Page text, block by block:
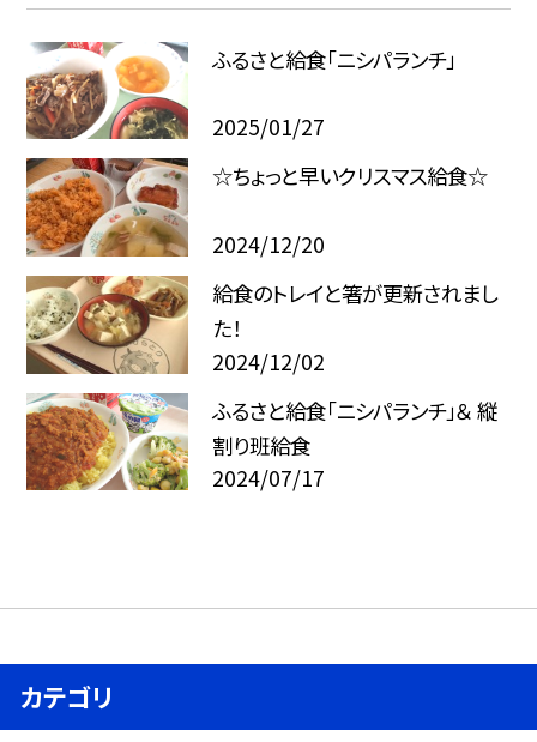
ふるさと給食「ニシパランチ」
2025/01/27
☆ちょっと早いクリスマス給食☆
2024/12/20
給食のトレイと箸が更新されまし
た！
2024/12/02
ふるさと給食「ニシパランチ」＆ 縦
割り班給食
2024/07/17
カテゴリ